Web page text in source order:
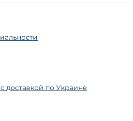
доставкой по Украине